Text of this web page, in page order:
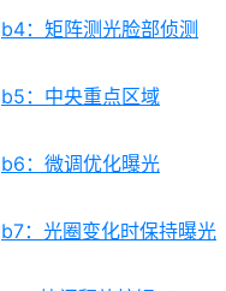
b4：矩阵测光脸部侦测
b5：中央重点区域
b6：微调优化曝光
b7：光圈变化时保持曝光